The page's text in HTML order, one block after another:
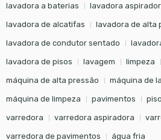
lavadora a baterias lavadora
lavadora de alcatifas lavadora de alta
lavadora de condutor sentado
lavadora de pisos lavagem limpeza
máquina de alta pressão máquina de
máquina de limpeza pavimentos
varredora varredora aspiradora
varredora de pavimentos água fria